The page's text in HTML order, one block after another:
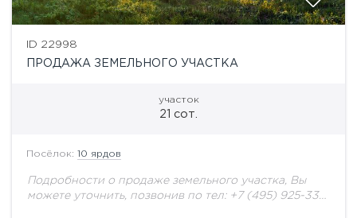
ID 22998
ПРОДАЖА ЗЕМЕЛЬНОГО УЧАСТКА
участок
21 сот.
Посёлок: 10 ярдов
Подробности о продаже земельного участка, Вы
можете уточнить, позвонив по тел: +7 (495) 925-33-